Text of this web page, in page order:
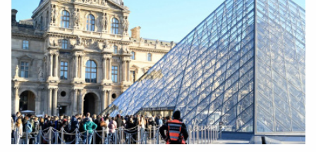
日，警方再逮捕2名新嫌犯，1名37歲男子與其38歲女友，
並於11月1日正式起訴。貝庫歐表示，根據DNA鑑定，這名
37歲男子極可能是4人搶案小組的其中1員。他有多達11次
前科，涉及交通違規、加重竊盜以及企圖破壞自動提款機等
罪名。該男子與女友同居並育有子女，而他與先前被捕的另
1名男子也曾因2015年同一宗搶案而被定罪。至於嫌犯女
友，她的DNA痕跡也被發現在搬運卡車中，但檢方指出，這
些痕跡可能是間接轉移所致，可能來自他人或被放入車內的
郊的拉庫爾訥夫（La Courneuve），該地為當地治安及貧
困問題嚴重的區域。目前相關調查仍在進行中，法國警方尚
未尋回任何被盜珠寶。另一方面，先前已有2名男子遭起
訴，分別為1名34歲阿爾及利亞裔男子及1名39歲法籍男
子。其中，前者在試圖登機前往阿爾及利亞時被捕，後者則
原因加重竊盜案受司法監督。2人均居於巴黎北部的奧貝維
利耶（Aubervilliers），並已部分承認涉案。這起震驚國際
的羅浮宮珠寶劫案發生於2週前。當時2名戴著頭套的竊賊利